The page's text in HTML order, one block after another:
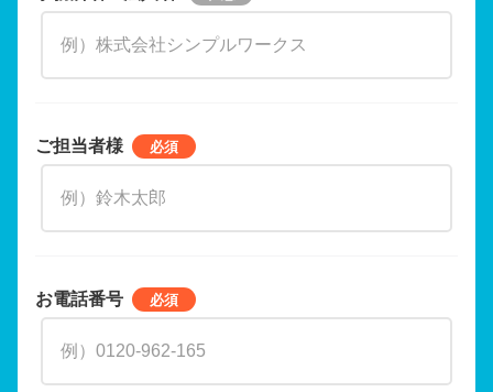
ご担当者様
お電話番号